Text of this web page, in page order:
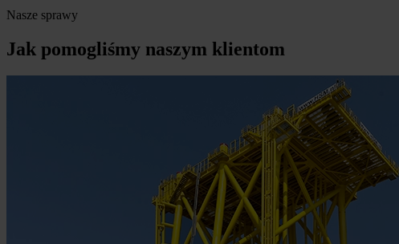
Nasze sprawy
Jak pomogliśmy naszym klientom